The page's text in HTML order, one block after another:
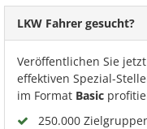
LKW Fahrer gesucht?
Veröffentlichen Sie
effektiven Spezial-
im Format Basic
250.000